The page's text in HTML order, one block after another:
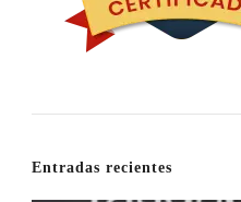
Entradas recientes